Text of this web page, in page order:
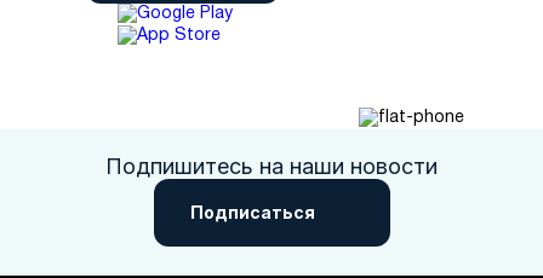
Подпишитесь на наши новости
Подписаться